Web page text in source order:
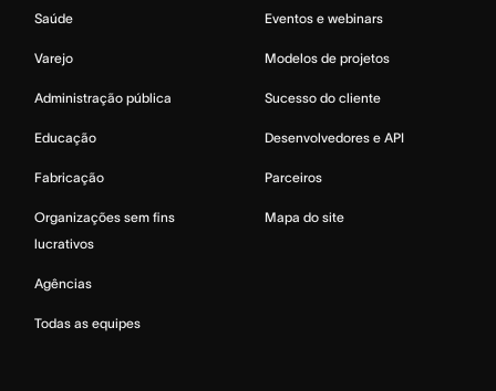
Saúde
Varejo
Administração pública
Educação
Fabricação
Organizações sem fins
lucrativos
Agências
Todas as equipes
Eventos e webinars
Modelos de projetos
Sucesso do cliente
Desenvolvedores e API
Parceiros
Mapa do site